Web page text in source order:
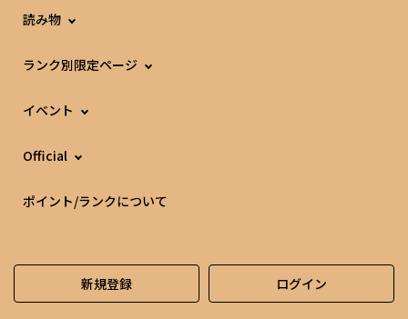
読み物
ランク別限定ページ
イベント
Official
ポイント/ランクについて
新規登録 ログイン